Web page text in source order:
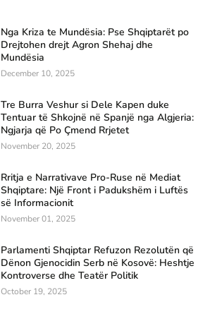
Nga Kriza te Mundësia: Pse Shqiptarët po
Drejtohen drejt Agron Shehaj dhe
Mundësia
December 10, 2025
Tre Burra Veshur si Dele Kapen duke
Tentuar të Shkojnë në Spanjë nga Algjeria:
Ngjarja që Po Çmend Rrjetet
November 20, 2025
Rritja e Narrativave Pro-Ruse në Mediat
Shqiptare: Një Front i Padukshëm i Luftës
së Informacionit
November 01, 2025
Parlamenti Shqiptar Refuzon Rezolutën që
Dënon Gjenocidin Serb në Kosovë: Heshtje
Kontroverse dhe Teatër Politik
October 19, 2025